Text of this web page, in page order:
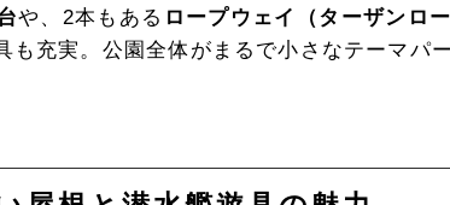
や、2本もある ロープウェイ（ターザンロー
充実。公園全体がまるで小さなテーマパ